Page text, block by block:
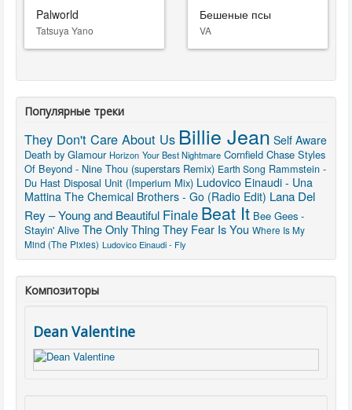
Palworld
Tatsuya Yano
Бешеные псы
VA
Популярные треки
They Don't Care About Us Billie Jean Self Aware
Death by Glamour Horizon Your Best Nightmare Cornfield Chase Styles
Of Beyond - Nine Thou (superstars Remix) Earth Song Rammstein -
Du Hast Disposal Unit (Imperium Mix) Ludovico Einaudi - Una
Mattina The Chemical Brothers - Go (Radio Edit) Lana Del
Rey – Young and Beautiful Finale Beat It Bee Gees -
Stayin' Alive The Only Thing They Fear Is You Where Is My
Mind (The Pixies) Ludovico Einaudi - Fly
Композиторы
Dean Valentine